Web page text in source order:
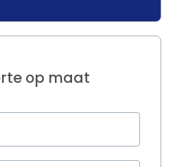
op maat